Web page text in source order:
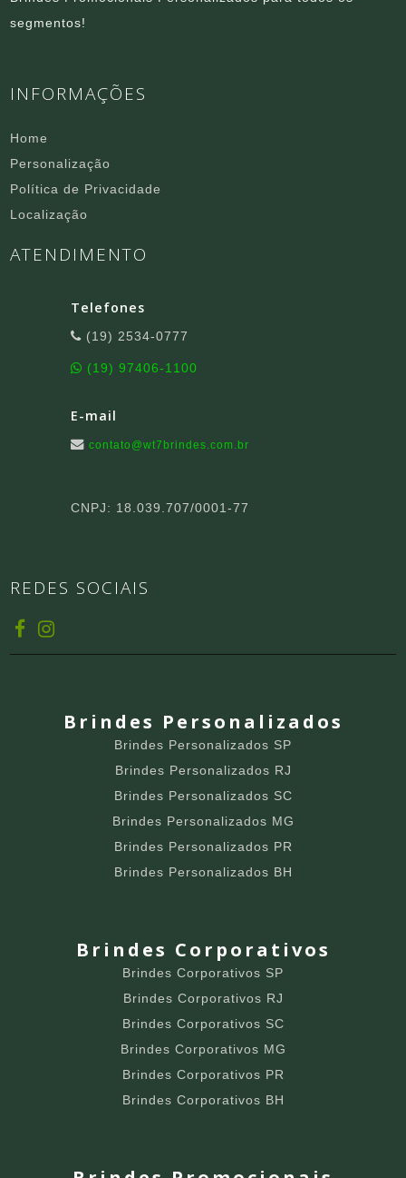
segmentos!
INFORMAÇÕES
Home
Personalização
Política de Privacidade
Localização
ATENDIMENTO
Telefones
(19) 2534-0777
(19) 97406-1100
E-mail
contato@wt7brindes.com.br
CNPJ: 18.039.707/0001-77
REDES SOCIAIS
Brindes Personalizados
Brindes Personalizados SP
Brindes Personalizados RJ
Brindes Personalizados SC
Brindes Personalizados MG
Brindes Personalizados PR
Brindes Personalizados BH
Brindes Corporativos
Brindes Corporativos SP
Brindes Corporativos RJ
Brindes Corporativos SC
Brindes Corporativos MG
Brindes Corporativos PR
Brindes Corporativos BH